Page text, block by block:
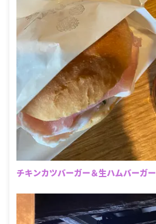
チキンカツバーガー＆生ハムバーガー